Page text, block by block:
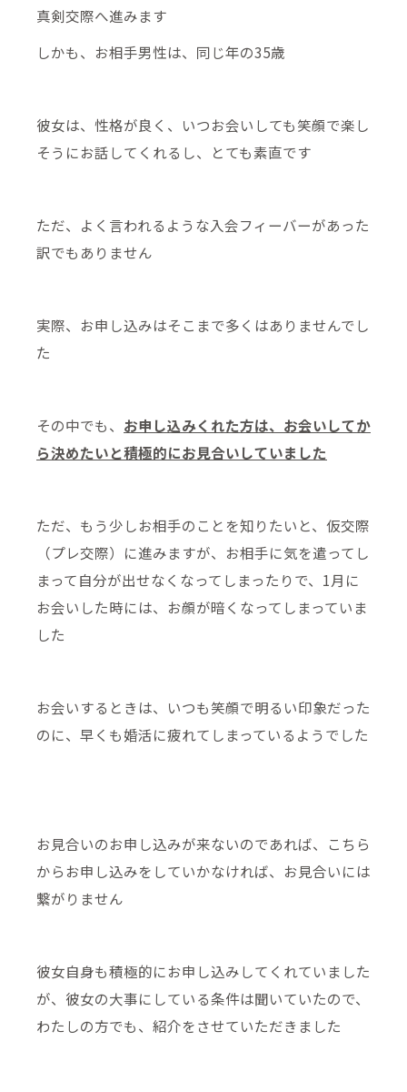
真剣交際へ進みます
しかも、お相手男性は、同じ年の35歳
彼女は、性格が良く、いつお会いしても笑顔で楽し
そうにお話してくれるし、とても素直です
ただ、よく言われるような入会フィーバーがあった
訳でもありません
実際、お申し込みはそこまで多くはありませんでし
た
その中でも、 お申し込みくれた方は、お会いしてか
ら決めたいと積極的にお見合いしていました
ただ、もう少しお相手のことを知りたいと、仮交際
（プレ交際）に進みますが、お相手に気を遣ってし
まって自分が出せなくなってしまったりで、1月に
お会いした時には、お顔が暗くなってしまっていま
した
お会いするときは、いつも笑顔で明るい印象だった
のに、早くも婚活に疲れてしまっているようでした
お見合いのお申し込みが来ないのであれば、こちら
からお申し込みをしていかなければ、お見合いには
繋がりません
彼女自身も積極的にお申し込みしてくれていました
が、彼女の大事にしている条件は聞いていたので、
わたしの方でも、紹介をさせていただきました